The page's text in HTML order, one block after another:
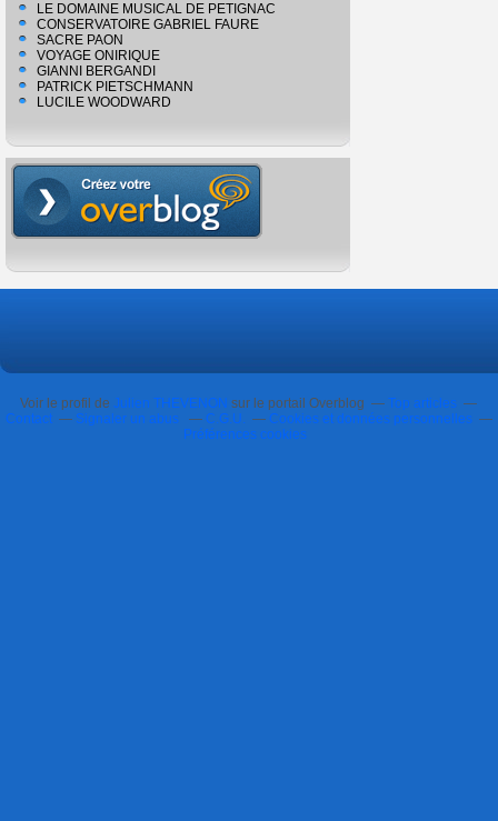
LE DOMAINE MUSICAL DE PETIGNAC
CONSERVATOIRE GABRIEL FAURE
SACRE PAON
VOYAGE ONIRIQUE
GIANNI BERGANDI
PATRICK PIETSCHMANN
LUCILE WOODWARD
Voir le profil deJulien THEVENON sur le portail Overblog
Top articles
Contact
Signaler un abus C.G.U.
Cookies et données personnelles
Préférences cookies